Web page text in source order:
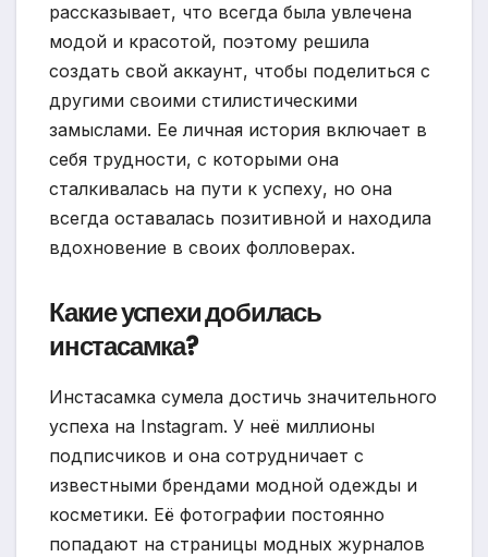
рассказывает, что всегда была увлечена
модой и красотой, поэтому решила
создать свой аккаунт, чтобы поделиться с
другими своими стилистическими
замыслами. Ее личная история включает в
себя трудности, с которыми она
сталкивалась на пути к успеху, но она
всегда оставалась позитивной и находила
вдохновение в своих фолловерах.
Какие успехи добилась
инстасамка?
Инстасамка сумела достичь значительного
успеха на Instagram. У неё миллионы
подписчиков и она сотрудничает с
известными брендами модной одежды и
косметики. Её фотографии постоянно
попадают на страницы модных журналов